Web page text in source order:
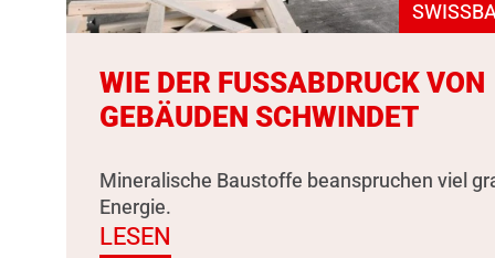
WIE DER FUSSABDRUCK VON
GEBÄUDEN SCHWINDET
Mineralische Baustoffe beanspruchen viel
Energie.
LESEN